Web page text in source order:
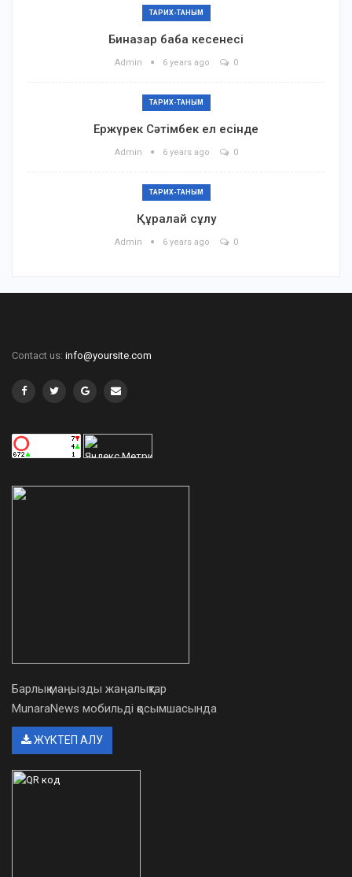
ТАРИХ-ТАНЫМ
Биназар баба кесенесі
Admin 6 years ago 0
ТАРИХ-ТАНЫМ
Ержүрек Сәтімбек ел есінде
Admin 6 years ago 0
ТАРИХ-ТАНЫМ
Құралай сұлу
Admin 6 years ago 0
Contact us: info@yoursite.com
Барлық маңызды жаңалықтар
MunaraNews мобильді қосымшасында
ЖҮКТЕП АЛУ